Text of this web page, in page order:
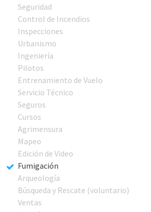
Seguridad
Control de Incendios
Inspecciones
Urbanismo
Ingeniería
Pilotos
Entrenamiento de Vuelo
Servicio Técnico
Seguros
Cursos
Agrimensura
Mapeo
Edición de Video
Fumigación
Arqueología
Búsqueda y Rescate (voluntario)
Ventas